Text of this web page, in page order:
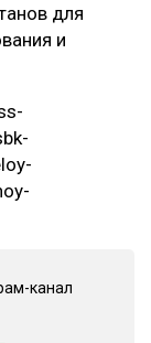
для
и
канал